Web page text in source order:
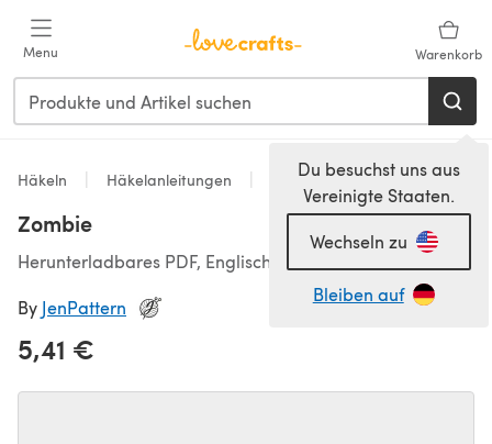
Menu Warenkorb
Du besuchst uns aus
Vereinigte Staaten.
Wechseln zu
Bleiben auf
Häkeln Häkelanleitungen Spielzeug
Zombie
Herunterladbares PDF, Englisch
By JenPattern
5,41 €